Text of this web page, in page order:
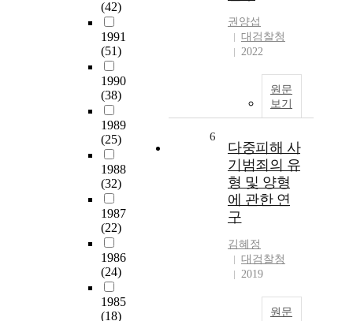
(42)
1991
(51)
1990
(38)
1989
(25)
1988
(32)
1987
(22)
1986
(24)
1985
(18)
권양섭
대검찰청
2022
원문
보기
6
다중피해 사
기범죄의 유
형 및 양형
에 관한 연
구
김혜정
대검찰청
2019
원문